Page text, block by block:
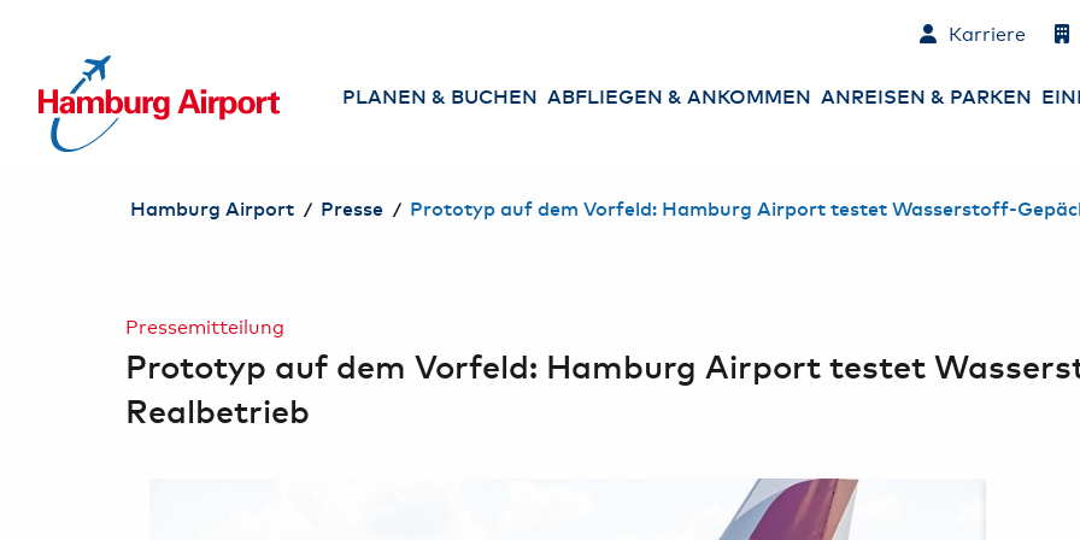
Karriere
PLANEN & BUCHEN
Reisebüros am
ABFLIEGEN & ANKOMMEN
Gepäck
Services am Airport
ANREISEN & PARKEN
Hamburg Airport / Presse / Prototyp auf dem Vorfeld: Hamburg Airport testet Wasserstoff-
Pressemitteilung
Prototyp auf dem Vorfeld: Hamburg Airport testet
Realbetrieb